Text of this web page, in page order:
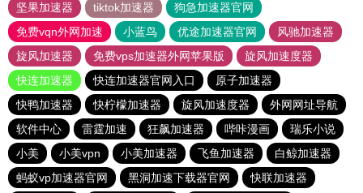
坚果加速器
tiktok加速器
狗急加速器官网
免费vqn外网加速
小蓝鸟 优途加速器官网
风驰加速器
旋风加速器
免费vps加速器外网苹果版
旋风加速度器
快连加速器
快连加速器官网入口
原子加速器
快鸭加速器
快柠檬加速器 旋风加速度器
外网网址导航
软件中心
雷霆加速 狂飙加速器 哔咔漫画
瑞乐小说
小美
小美vpn 小美加速器 飞鱼加速器
白鲸加速器
蚂蚁vp加速器官网
黑洞加速下载器官网
快联加速器